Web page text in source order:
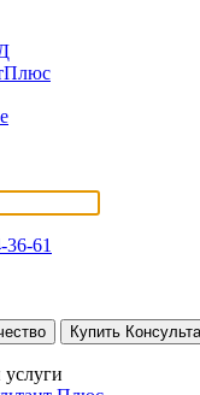
36-61
Купить